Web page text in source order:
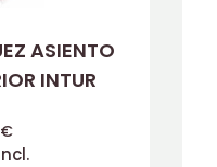
ASIENTO
INTUR
€